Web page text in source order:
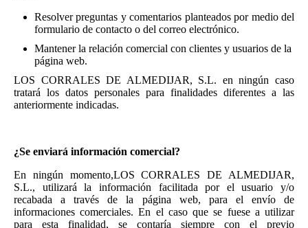
Resolver preguntas y comentarios planteados por medio del
formulario de contacto o del correo electrónico.
Mantener la relación comercial con clientes y usuarios de la
página web.
LOS CORRALES DE ALMEDIJAR, S.L. en ningún caso
tratará los datos personales para finalidades diferentes a las
anteriormente indicadas.
¿Se enviará información comercial?
En ningún momento,LOS CORRALES DE ALMEDIJAR,
S.L., utilizará la información facilitada por el usuario y/o
recabada a través de la página web, para el envío de
informaciones comerciales. En el caso que se fuese a utilizar
para esta finalidad, se contaría siempre con el previo